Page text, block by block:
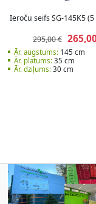
Ieroču seifs SG-145K5
295,00 €
Ār. augstums:145 cm
Ār. platums:35 cm
Ār. dziļums:30 cm